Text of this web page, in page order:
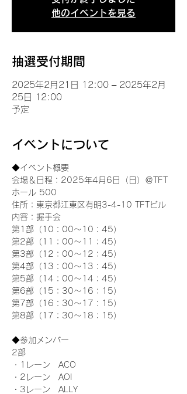
他のイベントを見る
抽選受付期間
2025年2月21日 12:00 – 2025年2月
25日 12:00
予定
イベントについて
◆イベント概要
会場＆日程：2025年4月6日（日）＠TFT
ホール 500
住所：東京都江東区有明3-4-10 TFTビル
内容：握手会
第1部（10：00～10：45）
第2部（11：00～11：45）
第3部（12：00～12：45）
第4部（13：00～13：45）
第5部（14：00～14：45）
第6部（15：30～16：15）
第7部（16：30～17：15）
第8部（17：30～18：15）
◆参加メンバー
2部
・1レーン　ACO
・2レーン　AOI
・3レーン　ALLY